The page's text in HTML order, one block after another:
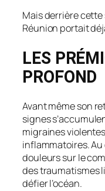
Mais derrière cette
Réunion portait
LES
PROFOND
Avant même son
signes
migraines
inflammatoires.
douleurs sur le
des traumatismes
défier l’océan.